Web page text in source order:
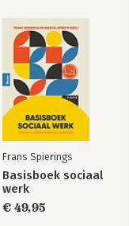
Frans Spierings
Basisboek sociaal
werk
€ 49,95